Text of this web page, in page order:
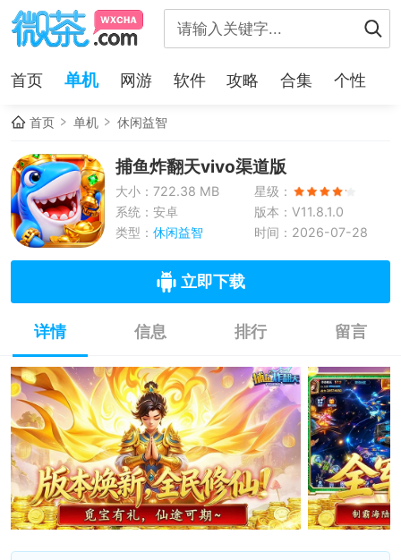
首页 单机 网游 软件 攻略 合集 个性
首页 单机 休闲益智
捕鱼炸翻天vivo渠道版
大小：722.38 MB
星级：
系统：安卓
版本：V11.8.1.0
类型： 休闲益智 时间：2026-07-28
立即下载
详情 信息 排行 留言